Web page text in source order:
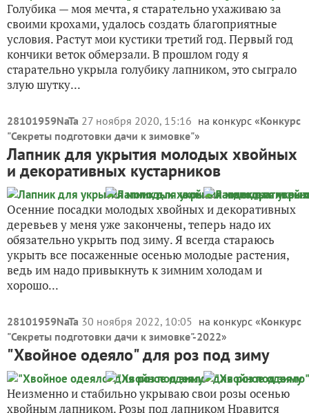
Голубика — моя мечта, я старательно ухаживаю за
своими крохами, удалось создать благоприятные
условия. Растут мои кустики третий год. Первый год
кончики веток обмерзали. В прошлом году я
старательно укрыла голубику лапником, это сыграло
злую шутку...
28101959NaTa 27 ноября 2020, 15:16 на конкурс «Конкурс
"Секреты подготовки дачи к зимовке"»
Лапник для укрытия молодых хвойных
и декоративных кустарников
Осенние посадки молодых хвойных и декоративных
деревьев у меня уже закончены, теперь надо их
обязательно укрыть под зиму. Я всегда стараюсь
укрыть все посаженные осенью молодые растения,
ведь им надо привыкнуть к зимним холодам и
хорошо...
28101959NaTa 30 ноября 2022, 10:05 на конкурс «Конкурс
"Секреты подготовки дачи к зимовке"-2022»
"Хвойное одеяло" для роз под зиму
Неизменно и стабильно укрываю свои розы осенью
хвойным лапником. Розы под лапником Нравится